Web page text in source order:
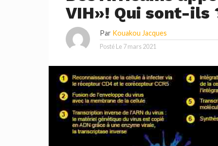
VIH»! Qui sont-ils
Par Kouakou Jacques
Posté Le 7 mars 2021